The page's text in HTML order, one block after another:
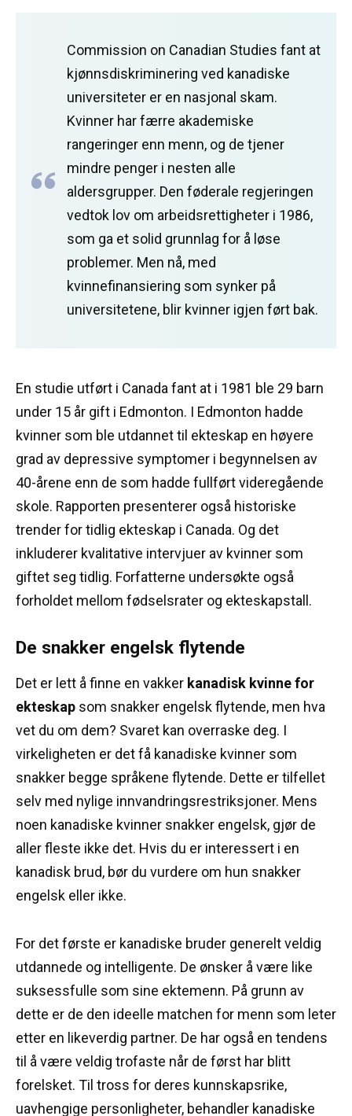
Commission on Canadian Studies fant at
kjønnsdiskriminering ved kanadiske
universiteter er en nasjonal skam.
Kvinner har færre akademiske
rangeringer enn menn, og de tjener
mindre penger i nesten alle
aldersgrupper. Den føderale regjeringen
vedtok lov om arbeidsrettigheter i 1986,
som ga et solid grunnlag for å løse
problemer. Men nå, med
kvinnefinansiering som synker på
universitetene, blir kvinner igjen ført bak.
En studie utført i Canada fant at i 1981 ble 29 barn
under 15 år gift i Edmonton. I Edmonton hadde
kvinner som ble utdannet til ekteskap en høyere
grad av depressive symptomer i begynnelsen av
40-årene enn de som hadde fullført videregående
skole. Rapporten presenterer også historiske
trender for tidlig ekteskap i Canada. Og det
inkluderer kvalitative intervjuer av kvinner som
giftet seg tidlig. Forfatterne undersøkte også
forholdet mellom fødselsrater og ekteskapstall.
De snakker engelsk flytende
Det er lett å finne en vakker kanadisk kvinne for
ekteskap som snakker engelsk flytende, men hva
vet du om dem? Svaret kan overraske deg. I
virkeligheten er det få kanadiske kvinner som
snakker begge språkene flytende. Dette er tilfellet
selv med nylige innvandringsrestriksjoner. Mens
noen kanadiske kvinner snakker engelsk, gjør de
aller fleste ikke det. Hvis du er interessert i en
kanadisk brud, bør du vurdere om hun snakker
engelsk eller ikke.
For det første er kanadiske bruder generelt veldig
utdannede og intelligente. De ønsker å være like
suksessfulle som sine ektemenn. På grunn av
dette er de den ideelle matchen for menn som leter
etter en likeverdig partner. De har også en tendens
til å være veldig trofaste når de først har blitt
forelsket. Til tross for deres kunnskapsrike,
uavhengige personligheter, behandler kanadiske